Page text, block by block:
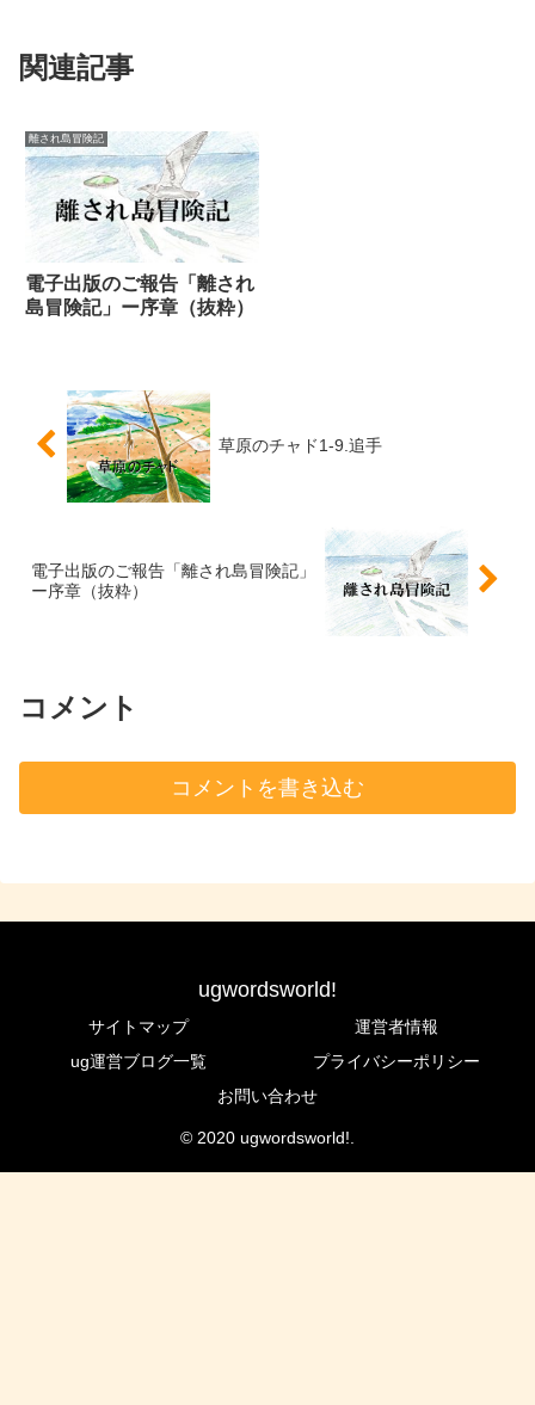
関連記事
離され島冒険記
電子出版のご報告「離され
島冒険記」ー序章（抜粋）
草原のチャド1-9.追手
電子出版のご報告「離され島冒険記」
ー序章（抜粋）
コメント
コメントを書き込む
ugwordsworld!
サイトマップ
運営者情報
ug運営ブログ一覧
プライバシーポリシー
お問い合わせ
© 2020 ugwordsworld!.